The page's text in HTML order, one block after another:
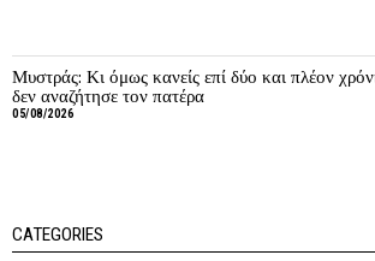
Μυστράς: Κι όμως κανείς επί δύο και πλέον
δεν αναζήτησε τον πατέρα
05/08/2026
CATEGORIES